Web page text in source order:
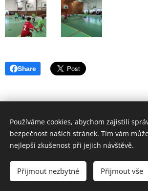
Share
© 2017ZÁKLADNÍ ŠKOLA VSETÍN,
Vytvořeno službou Webnode
Používáme cookies, abychom zajistili
bezpečnost našich stránek. Tím vám
nejlepší zkušenost při jejich návštěvě.
Přijmout nezbytné Přijmout vše